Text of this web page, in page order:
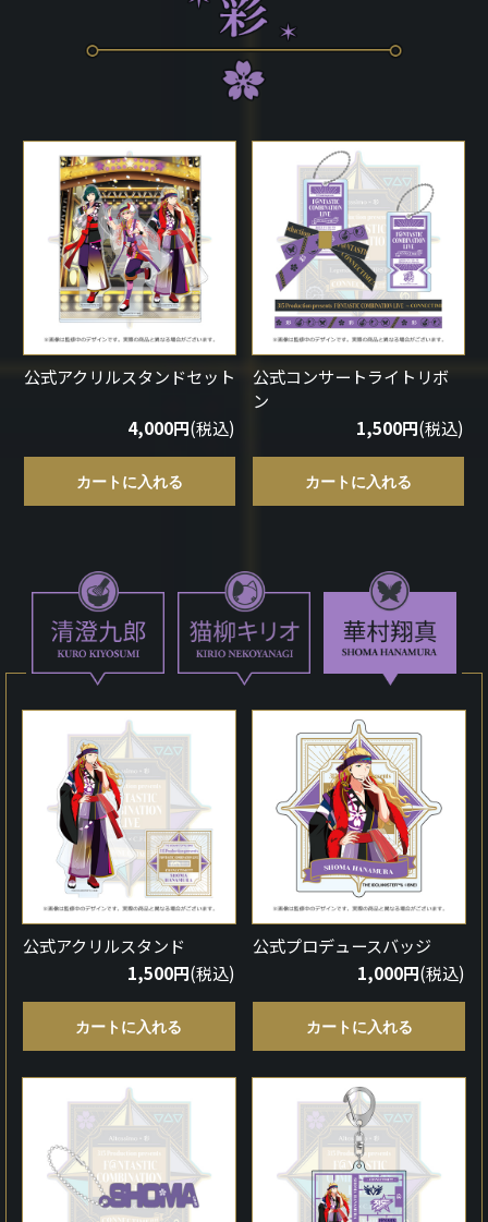
公式アクリルスタンドセット
4,000円(税込)
カートに入れる
公式コンサートライトリボ
ン
1,500円(税込)
カートに入れる
公式アクリルスタンド
1,500円(税込)
カートに入れる
公式プロデュースバッジ
1,000円(税込)
カートに入れる